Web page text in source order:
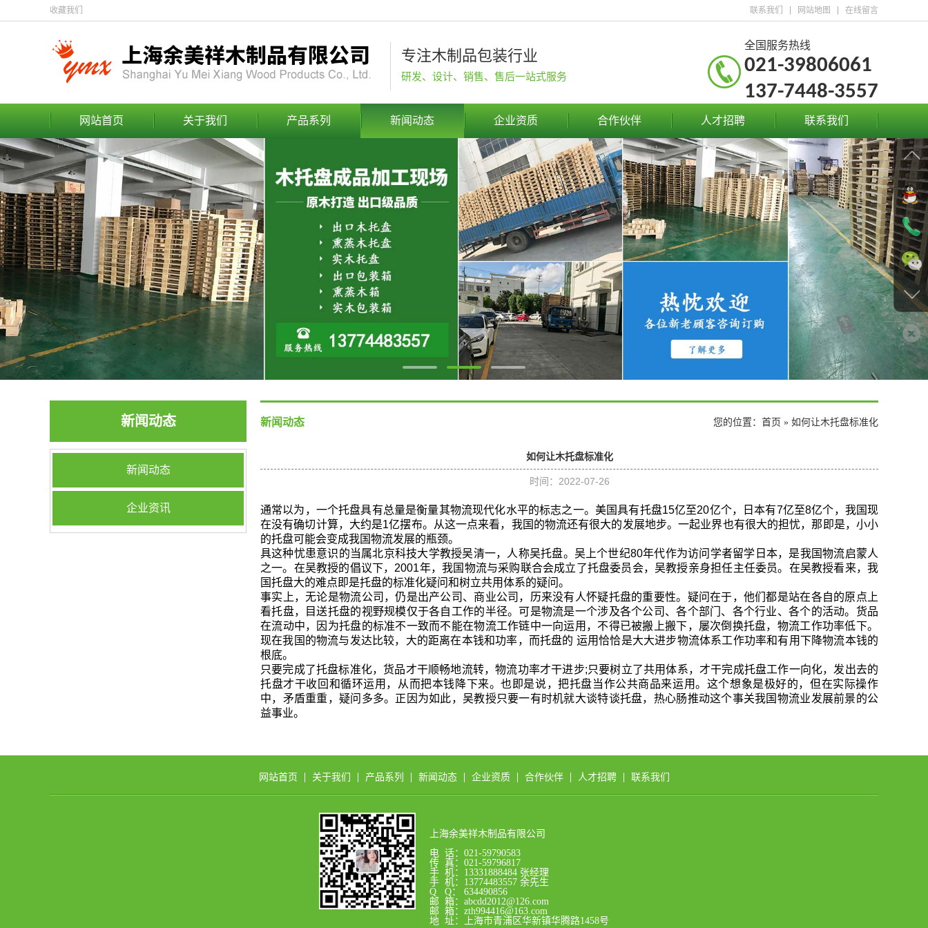
收藏我们 联系我们 网站地图 在线留言
专注木制品包装行业
研发、设计、销售、售后一站式服务
全国服务热线
021-39806061
137-7448-3557
网站首页 关于我们 产品系列 新闻动态 企业资质 合作伙伴 人才招聘 联系我们
新闻动态
新闻动态
企业资讯
新闻动态 您的位置： 首页 » 如何让木托盘标准化
如何让木托盘标准化
时间：2022-07-26
通常以为，一个托盘具有总量是衡量其物流现代化水平的标志之一。美国具有托盘15亿至20亿个，日本有7亿至8亿个，我国现
在没有确切计算，大约是1亿摆布。从这一点来看，我国的物流还有很大的发展地步。一起业界也有很大的担忧，那即是，小小
的托盘可能会变成我国物流发展的瓶颈。
具这种忧患意识的当属北京科技大学教授吴清一，人称吴托盘。吴上个世纪80年代作为访问学者留学日本，是我国物流启蒙人
之一。在吴教授的倡议下，2001年，我国物流与采购联合会成立了托盘委员会，吴教授亲身担任主任委员。在吴教授看来，我
国托盘大的难点即是托盘的标准化疑问和树立共用体系的疑问。
事实上，无论是物流公司，仍是出产公司、商业公司，历来没有人怀疑托盘的重要性。疑问在于，他们都是站在各自的原点上
看托盘，目送托盘的视野规模仅于各自工作的半径。可是物流是一个涉及各个公司、各个部门、各个行业、各个的活动。货品
在流动中，因为托盘的标准不一致而不能在物流工作链中一向运用，不得已被搬上搬下，屡次倒换托盘，物流工作功率低下。
现在我国的物流与发达比较，大的距离在本钱和功率，而托盘的 运用恰恰是大大进步物流体系工作功率和有用下降物流本钱的
根底。
只要完成了托盘标准化，货品才干顺畅地流转，物流功率才干进步;只要树立了共用体系，才干完成托盘工作一向化，发出去的
托盘才干收回和循环运用，从而把本钱降下来。也即是说，把托盘当作公共商品来运用。这个想象是极好的，但在实际操作
中，矛盾重重，疑问多多。正因为如此，吴教授只要一有时机就大谈特谈托盘，热心肠推动这个事关我国物流业发展前景的公
益事业。
网站首页 关于我们 产品系列 新闻动态 企业资质 合作伙伴 人才招聘 联系我们
上海余美祥木制品有限公司
电 话：021-59790583
传 真：021-59796817
手 机：13331888484 张经理
手 机：13774483557 余先生
Q Q： 634490856
邮 箱：abcdd2012@126.com
邮 箱：zth994416@163.com
地 址：上海市青浦区华新镇华腾路1458号